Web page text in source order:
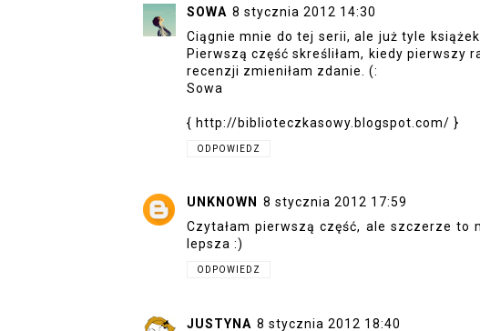
SOWA 8 stycznia 2012 14:30
Ciągnie mnie do tej serii, ale już tyle
Pierwszą część skreśliłam, kiedy pierwszy
recenzji zmieniłam zdanie. (:
Sowa
{ http://biblioteczkasowy.blogspot.com/ }
ODPOWIEDZ
UNKNOWN
8 stycznia 2012 17:59
Czytałam pierwszą część, ale szczerze to
lepsza :)
ODPOWIEDZ
JUSTYNA 8 stycznia 2012 18:40